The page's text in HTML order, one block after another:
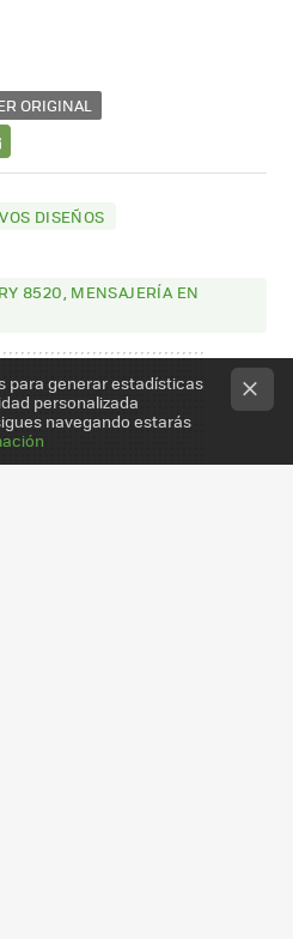
ORIGINAL
DISEÑOS
8520, MENSAJERÍA EN
para generar estadísticas
personalizada
navegando estarás